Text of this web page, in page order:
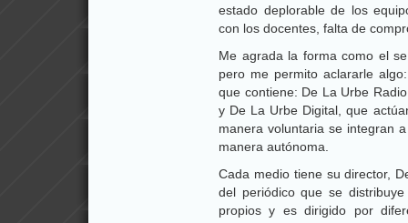
estado deplorable de los
con los docentes, falta de
Me agrada la forma como el
pero me permito aclararle
que contiene: De La Urbe
y De La Urbe Digital, que
manera voluntaria se integran
manera autónoma.
Cada medio tiene su director,
del periódico que se
propios y es dirigido por